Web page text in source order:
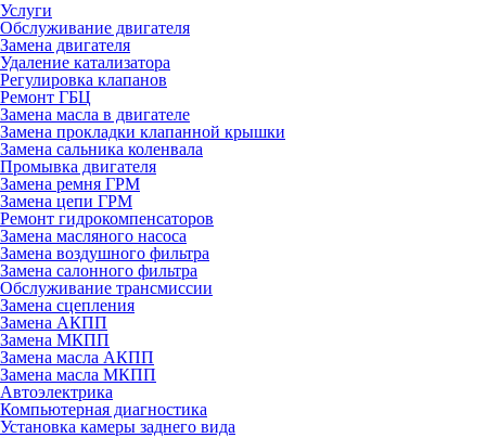
Услуги
Обслуживание двигателя
Замена двигателя
Удаление катализатора
Регулировка клапанов
Ремонт ГБЦ
Замена масла в двигателе
Замена прокладки клапанной крышки
Замена сальника коленвала
Промывка двигателя
Замена ремня ГРМ
Замена цепи ГРМ
Ремонт гидрокомпенсаторов
Замена масляного насоса
Замена воздушного фильтра
Замена салонного фильтра
Обслуживание трансмиссии
Замена сцепления
Замена АКПП
Замена МКПП
Замена масла АКПП
Замена масла МКПП
Автоэлектрика
Компьютерная диагностика
Установка камеры заднего вида